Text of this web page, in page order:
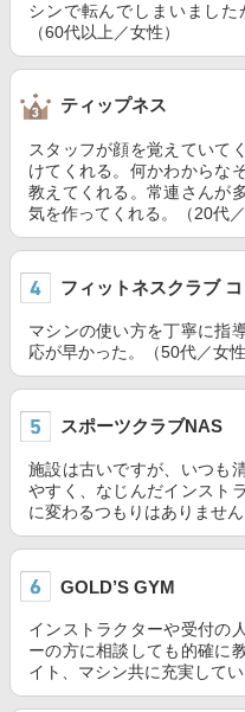
シンで転んでしまいました
（60代以上／女性）
ティップネス
スタッフが顔を覚えていて
けてくれる。何かわからな
教えてくれる。常連さんが
気を作ってくれる。（20代／
フィットネスクラブ
マシンの使い方を丁寧に指
応が早かった。（50代／女性
スポーツクラブNAS
施設は古いですが、いつも
やすく、なじんだインスト
に変わるつもりはありません
GOLD’S GYM
インストラクターや受付の
ーの方に相談しても的確に
イト、マシン共に充実して